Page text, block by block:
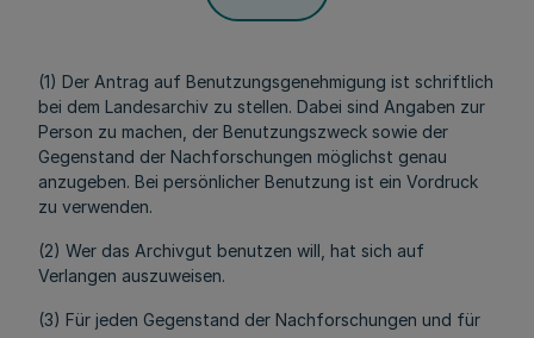
(1) Der Antrag auf Benutzungsgenehmigung ist schriftlich
bei dem Landesarchiv zu stellen. Dabei sind Angaben zur
Person zu machen, der Benutzungszweck sowie der
Gegenstand der Nachforschungen möglichst genau
anzugeben. Bei persönlicher Benutzung ist ein Vordruck
zu verwenden.
(2) Wer das Archivgut benutzen will, hat sich auf
Verlangen auszuweisen.
(3) Für jeden Gegenstand der Nachforschungen und für